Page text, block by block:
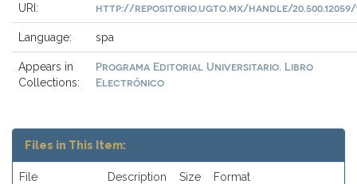
URI: http://repositorio.ugto.mx/handle/20.500.12059/
Language: spa
Appears in
Collections:
Programa Editorial Universitario. Libro
Electrónico
Files in This Item:
File Description Size Format